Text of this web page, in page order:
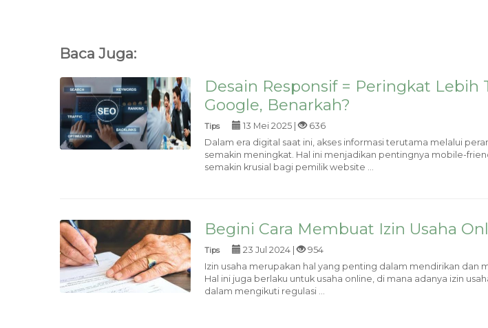
Baca Juga:
Desain Responsif = Peringkat Lebih
Google, Benarkah?
Tips 13 Mei 2025 |
636
Dalam era digital saat ini, akses informasi terutama melalui
semakin meningkat. Hal ini menjadikan pentingnya mobile-
semakin krusial bagi pemilik website ...
Begini Cara Membuat Izin Usaha
Tips 23 Jul 2024 |
954
Izin usaha merupakan hal yang penting dalam mendirikan dan
Hal ini juga berlaku untuk usaha online, di mana adanya izin
dalam mengikuti regulasi ...